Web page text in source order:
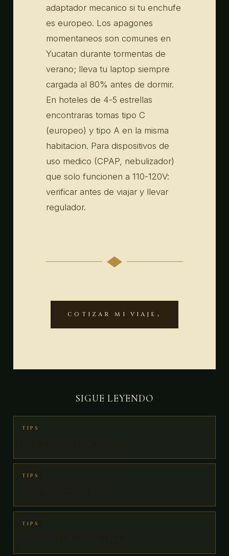
adaptador mecanico si tu enchufe
es europeo. Los apagones
momentaneos son comunes en
Yucatan durante tormentas de
verano; lleva tu laptop siempre
cargada al 80% antes de dormir.
En hoteles de 4-5 estrellas
encontraras tomas tipo C
(europeo) y tipo A en la misma
habitacion. Para dispositivos de
uso medico (CPAP, nebulizador)
que solo funcionen a 110-120V:
verificar antes de viajar y llevar
regulador.
COTIZAR MI VIAJE
SIGUE LEYENDO
TIPS
TIPS
TIPS